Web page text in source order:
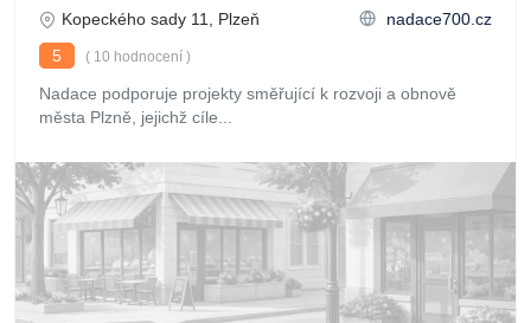
Kopeckého sady 11, Plzeň
nadace700.cz
5
( 10 hodnocení )
Nadace podporuje projekty směřující k rozvoji a obnově
města Plzně, jejichž cíle...